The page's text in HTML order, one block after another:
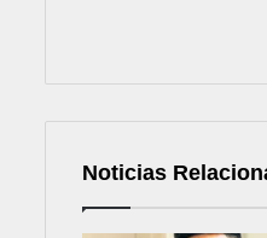
Noticias